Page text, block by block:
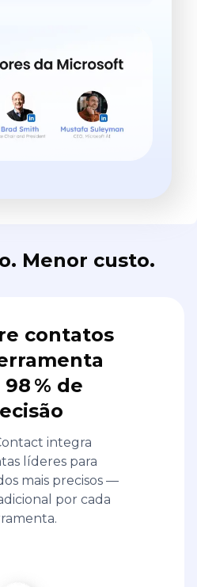
Menor custo.
contatos
% de
integra
líderes para
mais precisos —
por cada